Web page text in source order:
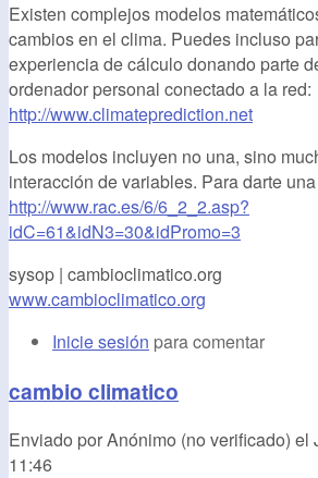
Existen complejos modelos
cambios en el clima. Puedes incluso
experiencia de cálculo donando parte
ordenador personal conectado a la red:
http://www.climateprediction.net
Los modelos incluyen no una, sino
interacción de variables. Para darte
http://www.rac.es/6/6_2_2.asp?
idC=61&idN3=30&idPromo=3
sysop | cambioclimatico.org
www.cambioclimatico.org
Inicie sesión para comentar
cambio climatico
Enviado porAnónimo (no verificado) el
11:46